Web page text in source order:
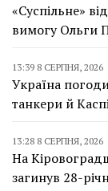
«Суспільне»
вимогу Ольги
13:39 8 СЕРПНЯ, 2026
Україна
танкери й
13:28 8 СЕРПНЯ, 2026
На
загинув 28-